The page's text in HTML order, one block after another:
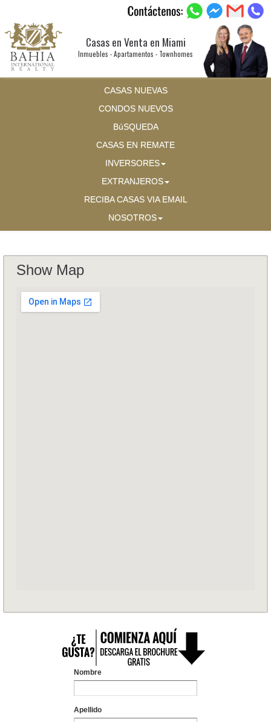
Casas en Venta en Miami
Inmuebles - Apartamentos - Townhomes
CASAS NUEVAS
CONDOS NUEVOS
BúSQUEDA
CASAS EN REMATE
INVERSORES
EXTRANJEROS
RECIBA CASAS VIA EMAIL
NOSOTROS
Show Map
Nombre
Apellido